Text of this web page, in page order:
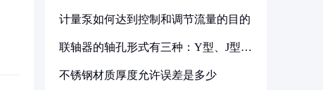
计量泵如何达到控制和调节流量的目的
联轴器的轴孔形式有三种：Y型、J型、
不锈钢材质厚度允许误差是多少